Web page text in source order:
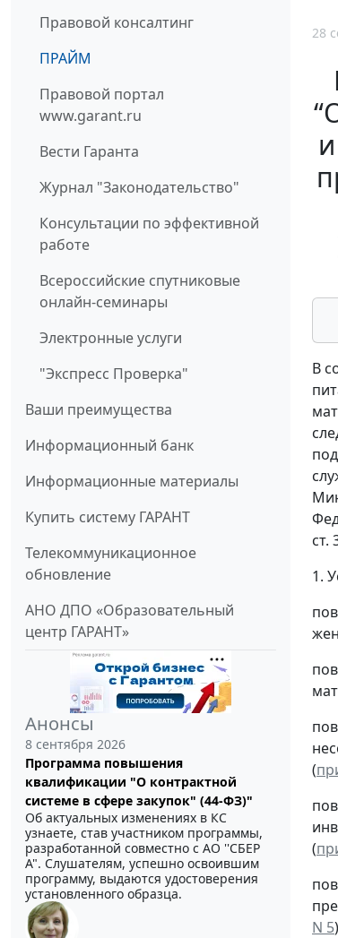
Правовой консалтинг
ПРАЙМ
Правовой портал
www.garant.ru
Вести Гаранта
Журнал "Законодательство"
Консультации по эффективной
работе
Всероссийские спутниковые
онлайн-семинары
Электронные услуги
"Экспресс Проверка"
Ваши преимущества
Информационный банк
Информационные материалы
Купить систему ГАРАНТ
Телекоммуникационное
обновление
АНО ДПО «Образовательный
центр ГАРАНТ»
Анонсы
8 сентября 2026
Программа повышения
квалификации "О контрактной
системе в сфере закупок" (44-ФЗ)"
Об актуальных изменениях в КС
узнаете, став участником программы,
разработанной совместно с АО ''СБЕР
А". Слушателям, успешно освоившим
программу, выдаются удостоверения
установленного образца.
28
В
ст.
1.
(
(
N 5